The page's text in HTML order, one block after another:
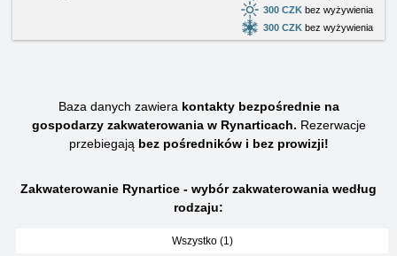
300 CZK bez wyżywienia
300 CZK bez wyżywienia
Baza danych zawiera kontakty bezpośrednie na
gospodarzy zakwaterowania w Rynarticach. Rezerwacje
przebiegają bez pośredników i bez prowizji!
Zakwaterowanie Rynartice - wybór zakwaterowania według
rodzaju:
Wszystko (1)